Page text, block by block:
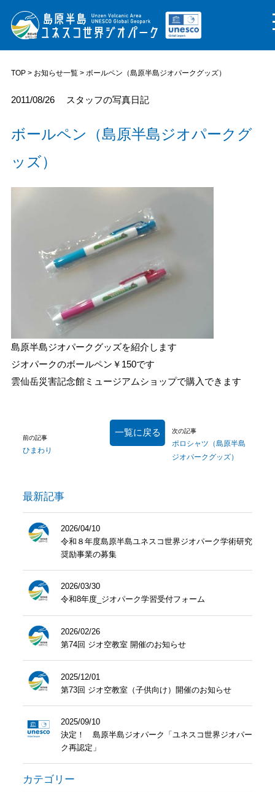
TOP> お知らせ一覧> ボールペン（島原半島ジオパークグッズ）
2011/08/26 スタッフの写真日記
ボールペン（島原半島ジオパークグ
ッズ）
島原半島ジオパークグッズを紹介します
ジオパークのボールペン￥150です
雲仙岳災害記念館ミュージアムショップで購入できます
前の記事
ひまわり
次の記事
ポロシャツ（島原半島
ジオパークグッズ）
一覧に戻る
最新記事
2026/04/10
令和８年度島原半島ユネスコ世界ジオパーク学術研究
奨励事業の募集
2026/03/30
令和8年度_ジオパーク学習受付フォーム
2026/02/26
第74回 ジオ空教室 開催のお知らせ
2025/12/01
第73回 ジオ空教室（子供向け）開催のお知らせ
2025/09/10
決定！ 島原半島ジオパーク「ユネスコ世界ジオパー
ク再認定」
カテゴリー